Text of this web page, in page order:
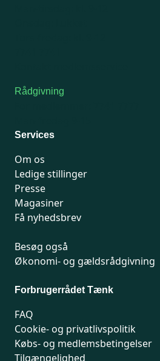
Rådgivning
Services
Om os
Ledige stillinger
Presse
Magasiner
Få nyhedsbrev
Besøg også
Økonomi- og gældsrådgivning
Forbrugerrådet Tænk
FAQ
Cookie- og privatlivspolitik
Købs- og medlemsbetingelser
Tilgængelighed